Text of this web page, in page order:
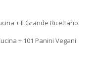
+ Il Grande Ricettario
+ 101 Panini Vegani